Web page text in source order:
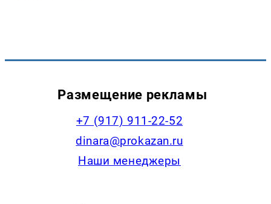
Размещение рекламы
+7 (917) 911-22-52
dinara@prokazan.ru
Наши менеджеры